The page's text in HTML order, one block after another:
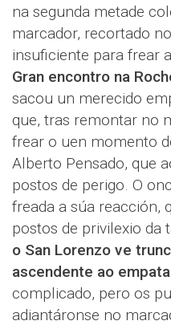
na segunda metade
marcador, recortado
insuficiente para frear
Gran encontro na
sacou un merecido
que, tras remontar no
frear o uen momento
Alberto Pensado, que
postos de perigo. O
freada a súa reacción,
postos de privilexio da
o San Lorenzo ve
ascendente ao
complicado, pero os
adiantáronse no